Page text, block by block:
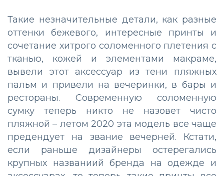
Такие незначительные детали, как разные
оттенки бежевого, интересные принты и
сочетание хитрого соломенного плетения с
тканью, кожей и элементами макраме,
вывели этот аксессуар из тени пляжных
пальм и привели на вечеринки, в бары и
рестораны. Современную соломенную
сумку теперь никто не назовет чисто
пляжной – летом 2020 эта модель все чаще
предендует на звание вечерней. Кстати,
если раньше дизайнеры остерегались
крупных названиий бренда на одежде и